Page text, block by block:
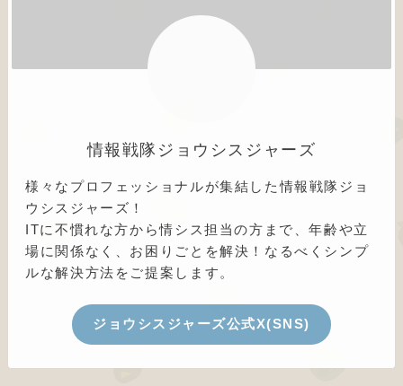
情報戦隊ジョウシスジャーズ
様々なプロフェッショナルが集結した情報戦隊ジョ
ウシスジャーズ！
ITに不慣れな方から情シス担当の方まで、年齢や立
場に関係なく、お困りごとを解決！なるべくシンプ
ルな解決方法をご提案します。
ジョウシスジャーズ公式X(SNS)